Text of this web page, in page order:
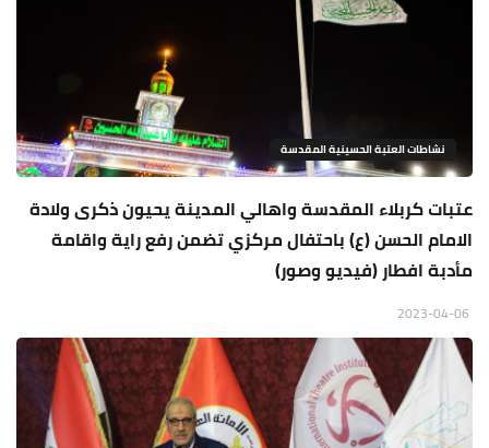
نشاطات العتبة الحسينية المقدسة
عتبات كربلاء المقدسة واهالي المدينة يحيون ذكرى ولادة
الامام الحسن (ع) باحتفال مركزي تضمن رفع راية واقامة
مأدبة افطار (فيديو وصور)